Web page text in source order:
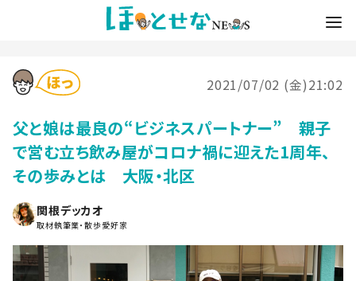
2021/07/02 (金)21:02
父と娘は最良の“ビジネスパートナー” 親子
で営む立ち飲み屋がコロナ禍に迎えた1周年、
その歩みとは 大阪・北区
関根デッカオ
取材執筆業・散歩愛好家